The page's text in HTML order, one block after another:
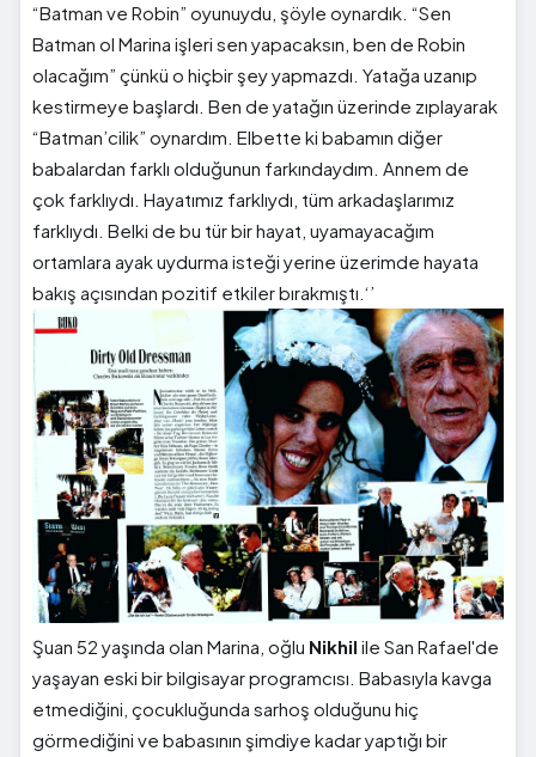
“Batman ve Robin” oyunuydu, şöyle oynardık. “Sen
Batman ol Marina işleri sen yapacaksın, ben de Robin
olacağım” çünkü o hiçbir şey yapmazdı. Yatağa uzanıp
kestirmeye başlardı. Ben de yatağın üzerinde zıplayarak
“Batman’cilik” oynardım. Elbette ki babamın diğer
babalardan farklı olduğunun farkındaydım. Annem de
çok farklıydı. Hayatımız farklıydı, tüm arkadaşlarımız
farklıydı. Belki de bu tür bir hayat, uyamayacağım
ortamlara ayak uydurma isteği yerine üzerimde hayata
bakış açısından pozitif etkiler bırakmıştı.‘’
Şuan 52 yaşında olan Marina, oğlu Nikhil ile San Rafael'de
yaşayan eski bir bilgisayar programcısı. Babasıyla kavga
etmediğini, çocukluğunda sarhoş olduğunu hiç
görmediğini ve babasının şimdiye kadar yaptığı bir